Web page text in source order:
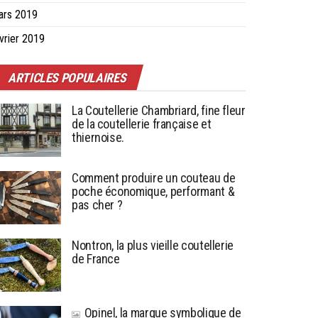
2019
2019
ARTICLES POPULAIRES
La Coutellerie Chambriard, fine fleur
de la coutellerie française et
thiernoise.
Comment produire un couteau de
poche économique, performant &
pas cher ?
Nontron, la plus vieille coutellerie
de France
Opinel, la marque symbolique de